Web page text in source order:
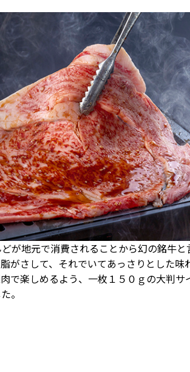
が地元で消費されることから幻の銘牛と
がさして、それでいてあっさりとした味
で楽しめるよう、一枚１５０ｇの大判サ
。